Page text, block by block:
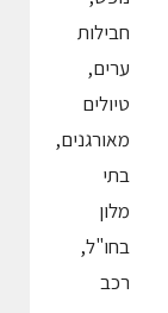
חבילות
ערים,
טיולים
מאורגנים,
בתי
מלון
בחו"ל,
רכב